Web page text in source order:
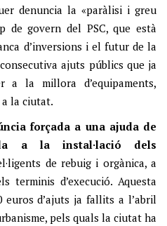
denuncia la «paràlisi i greu
de govern del PSC, que està
d’inversions i el futur de la
ajuts públics que ja
a la millora d’equipaments,
la ciutat.
forçada a una ajuda de
a la instal·lació dels
de rebuig i orgànica, a
terminis d’execució. Aquesta
euros d’ajuts ja fallits a l’abril
pels quals la ciutat ha